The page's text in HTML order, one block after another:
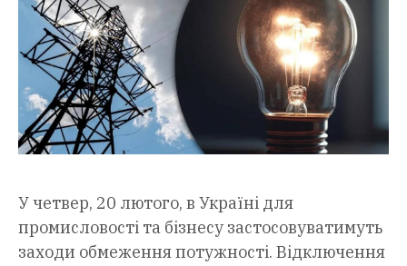
У четвер, 20 лютого, в Україні для
промисловості та бізнесу застосовуватимуть
заходи обмеження потужності. Відключення